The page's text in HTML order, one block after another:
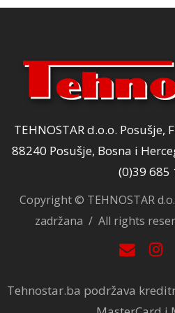
TEHNOSTAR d.o.o. Posušje,
88240 Posušje, Bosna i
(0)39 685
Copyright © TEHNOSTAR
zadržana / All rights
Tehnostar.ba podržava